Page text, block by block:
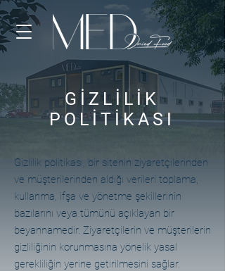
GİZLİLİK
POLİTİKASI
Gizlilik politikası, bir sitenin ziyaretçilerinden
ve müşterilerinden aldığı verileri toplama,
kullanma, ifşa ve yönetme şekillerinin
bazılarını veya tümünü açıklayan bir
beyannamedir. Ziyaretçilerin ve müşterilerin
gizliliğinin korunmasına yönelik yasal
gerekliliğin yerine getirilmesini sağlar.